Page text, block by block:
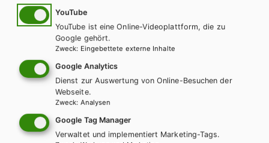
YouTube
YouTube ist eine Online-Videoplattform, die zu
Google gehört.
Zweck: Eingebettete externe Inhalte
Google Analytics
Dienst zur Auswertung von Online-Besuchen der
Webseite.
Zweck: Analysen
Google Tag Manager
Verwaltet und implementiert Marketing-Tags.